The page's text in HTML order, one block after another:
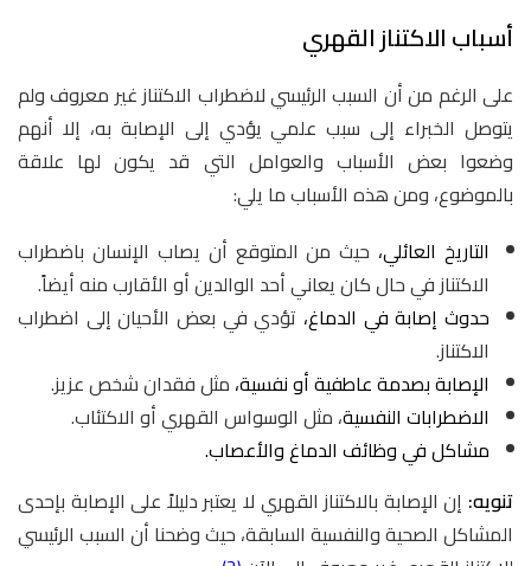
أسباب الاكتناز القهري
على الرغم من أن السبب الرئيسي لاضطراب الاكتناز غير معروف ولم
يتوصل الخبراء إلى سبب علمي يؤدي إلى الإصابة به، إلا أنهم
وضعوا بعض الأسباب والعوامل التي قد يكون لها علاقة
بالموضوع، ومن هذه الأسباب ما يلي:
التاريخ العائلي، حيث من المتوقع أن يصاب الإنسان باضطراب
الاكتناز في حال كان يعاني أحد الوالدين أو الأقارب منه أيضاً.
حدوث إصابة في الدماغ، تؤدي في بعض الأحيان إلى اضطراب
الاكتناز.
الإصابة بصدمة عاطفية أو نفسية، مثل فقدان شخص عزيز.
الاضطرابات النفسية، مثل الوسواس القهري أو الاكتئاب.
مشاكل في وظائف الدماغ والأعصاب.
تنويه: إن الإصابة بالاكتناز القهري لا يعتبر دليلاً على الإصابة بإحدى
المشاكل الصحية والنفسية السابقة، حيث وضحنا أن السبب الرئيسي